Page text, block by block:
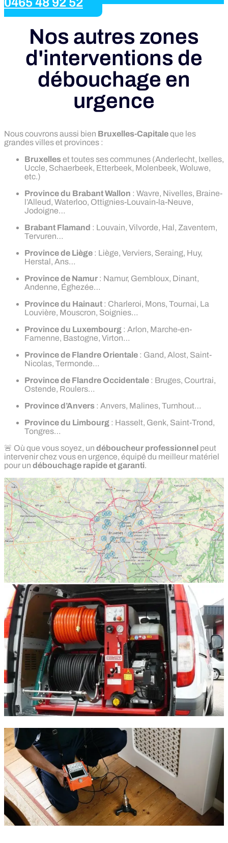
Nos autres zones
d'interventions de
débouchage en
urgence
Nous couvrons aussi bien Bruxelles-Capitaleque les
grandes villes et provinces :
Bruxelleset toutes ses communes (Anderlecht, Ixelles,
Uccle, Schaerbeek, Etterbeek, Molenbeek, Woluwe,
etc.)
Province du Brabant Wallon : Wavre, Nivelles, Braine-
l’Alleud, Waterloo, Ottignies-Louvain-la-Neuve,
Jodoigne…
Brabant Flamand : Louvain, Vilvorde, Hal, Zaventem,
Tervuren…
Province de Liège : Liège, Verviers, Seraing, Huy,
Herstal, Ans…
Province de Namur : Namur, Gembloux, Dinant,
Andenne, Éghezée…
Province du Hainaut : Charleroi, Mons, Tournai, La
Louvière, Mouscron, Soignies…
Province du Luxembourg : Arlon, Marche-en-
Famenne, Bastogne, Virton…
Province de Flandre Orientale : Gand, Alost, Saint-
Nicolas, Termonde…
Province de Flandre Occidentale : Bruges, Courtrai,
Ostende, Roulers…
Province d’Anvers : Anvers, Malines, Turnhout…
Province du Limbourg : Hasselt, Genk, Saint-Trond,
Tongres…
🚨 Où que vous soyez, un déboucheur professionnel peut
intervenir chez vous en urgence, équipé du meilleur matériel
pour un débouchage rapide et garanti.